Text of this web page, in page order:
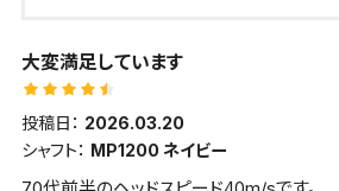
大変満足しています
投稿日： 2026.03.20
シャフト： MP1200 ネイビー